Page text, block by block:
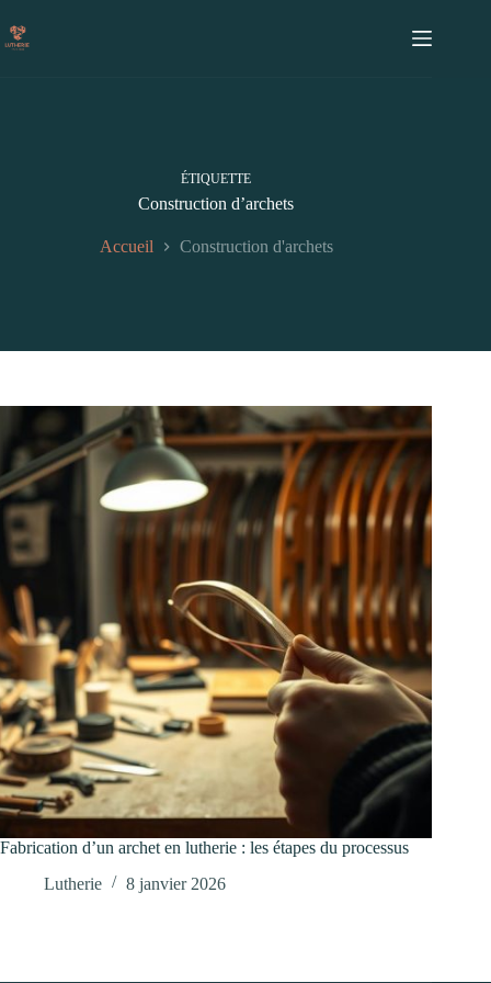
au
contenu
ÉTIQUETTE
Construction d’archets
Accueil Construction d'archets
Fabrication d’un archet en lutherie : les étapes du processus
Lutherie
8 janvier 2026